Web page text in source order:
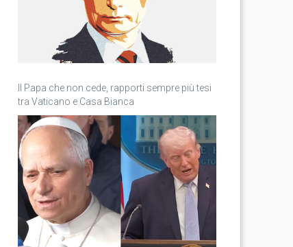
Il Papa che non cede, rapporti sempre più tesi
tra Vaticano e Casa Bianca